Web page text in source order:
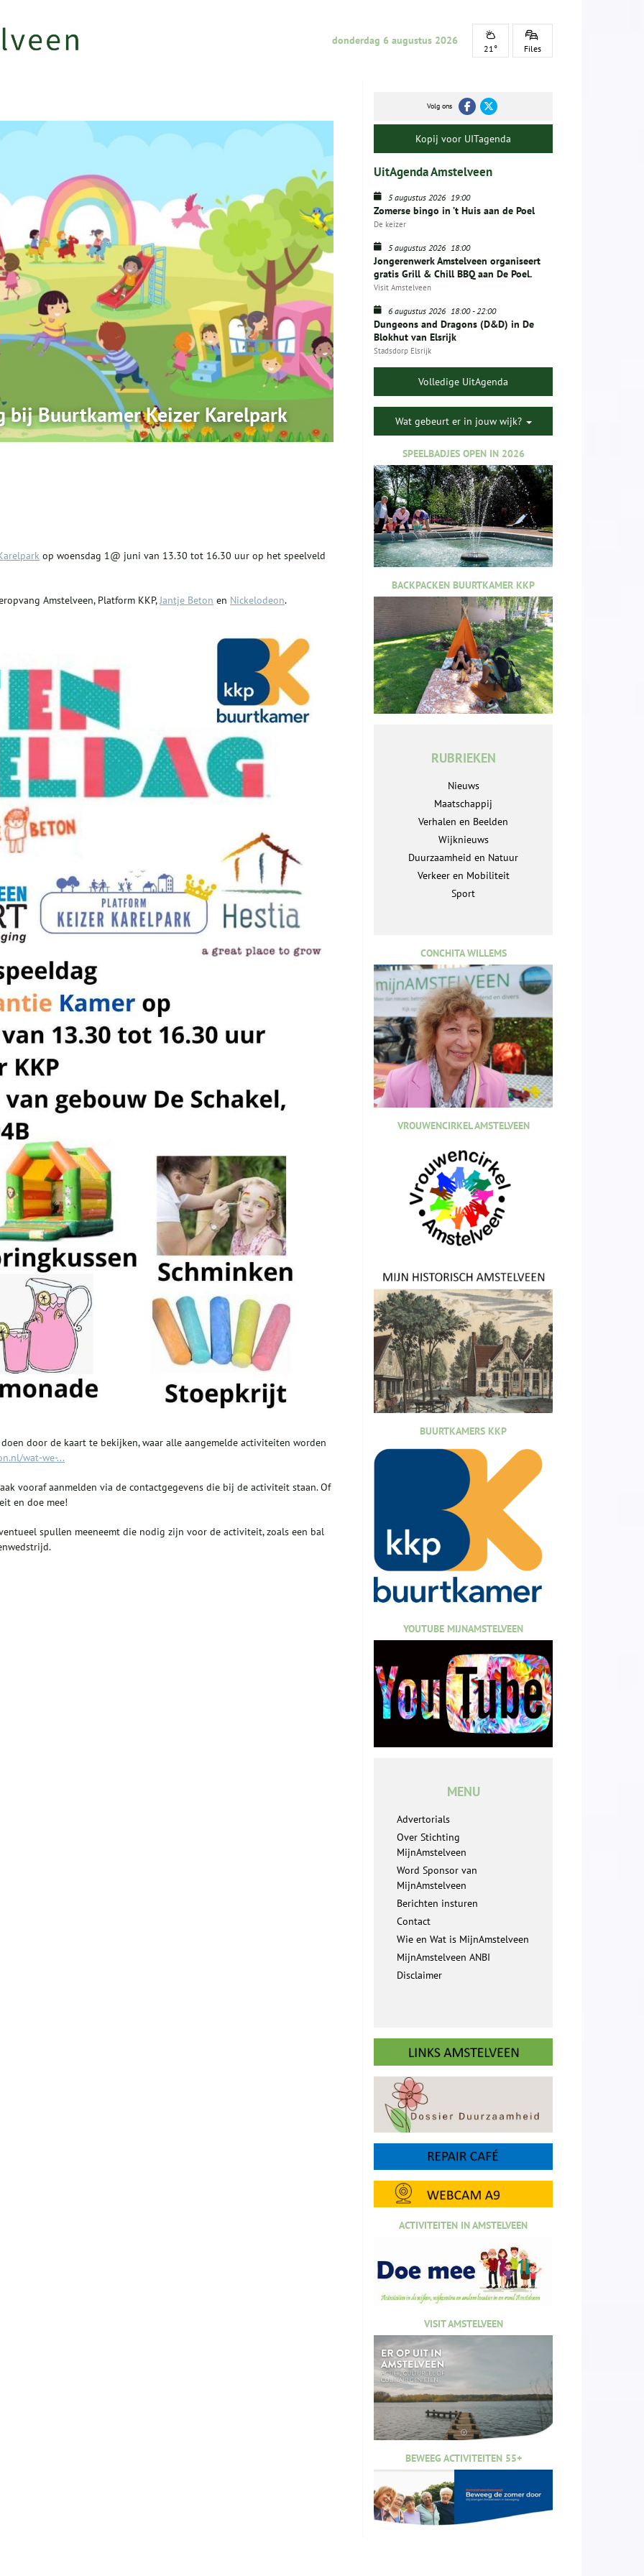
donderdag 6 augustus 2026
21° Files
bij Buurtkamer Keizer Karelpark
op woensdag 1@ juni van 13.30 tot 16.30 uur op het speelveld
Amstelveen, Platform KKP,Jantje Beton en Nickelodeon.
door de kaart te bekijken, waar alle aangemelde activiteiten worden
wat-we-...
vooraf aanmelden via de contactgegevens die bij de activiteit staan. Of
en doe mee!
spullen meeneemt die nodig zijn voor de activiteit, zoals een bal
Volg ons
Kopij voor UITagenda
UitAgenda Amstelveen
5 augustus 2026 19:00
Zomerse bingo in ’t Huis aan de Poel
De keizer
5 augustus 2026 18:00
Jongerenwerk Amstelveen organiseert
gratis Grill & Chill BBQ aan De Poel.
Visit Amstelveen
6 augustus 2026 18:00-22:00
Dungeons and Dragons (D&D) in De
Blokhut van Elsrijk
Stadsdorp Elsrijk
Volledige UitAgenda
Wat gebeurt er in jouw wijk?
SPEELBADJES OPEN IN 2026
BACKPACKEN BUURTKAMER KKP
RUBRIEKEN
Nieuws
Maatschappij
Verhalen en Beelden
Wijknieuws
Duurzaamheid en Natuur
Verkeer en Mobiliteit
Sport
CONCHITA WILLEMS
VROUWENCIRKEL AMSTELVEEN
BUURTKAMERS KKP
YOUTUBE MIJNAMSTELVEEN
MENU
Advertorials
Over Stichting
MijnAmstelveen
Word Sponsor van
MijnAmstelveen
Berichten insturen
Contact
Wie en Wat is MijnAmstelveen
MijnAmstelveen ANBI
Disclaimer
ACTIVITEITEN IN AMSTELVEEN
VISIT AMSTELVEEN
BEWEEG ACTIVITEITEN 55+